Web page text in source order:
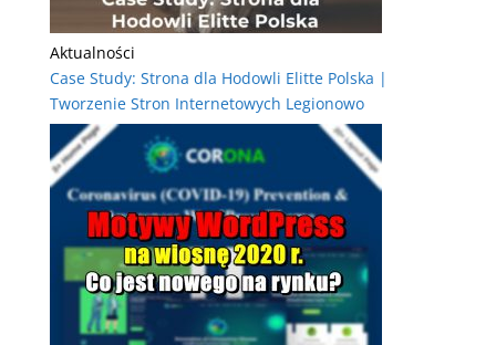
Aktualności
Case Study: Strona dla Hodowli Elitte Polska |
Tworzenie Stron Internetowych Legionowo